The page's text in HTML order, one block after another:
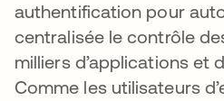
authentification pour
centralisée le contrôle
milliers d’applications et
Comme les utilisateurs